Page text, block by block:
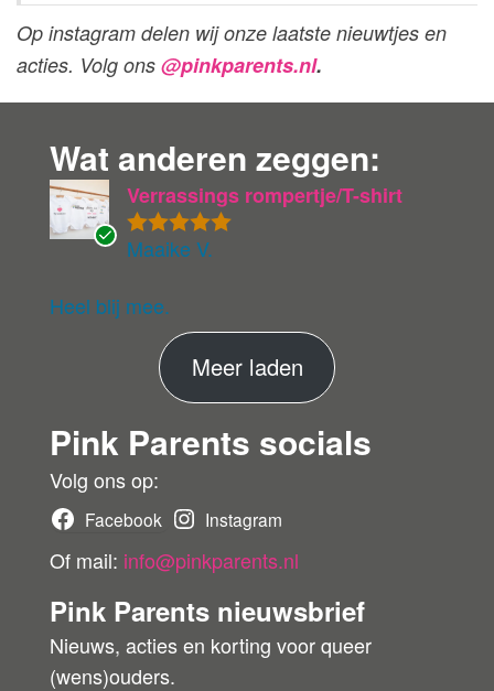
Op instagram delen wij onze laatste nieuwtjes en
acties. Volg ons @pinkparents.nl.
Wat anderen zeggen:
eri
r
Gewaardeer
Verrassings rompertje/T-shirt
Maaike V.
Heel blij mee.
Meer ladenM
e
e
o
r
Pink Parents socials
Volg ons op:
Facebook Instagram
Of mail: info@pinkparents.nl
Pink Parents nieuwsbrief
Nieuws, acties en korting voor queer
(wens)ouders.